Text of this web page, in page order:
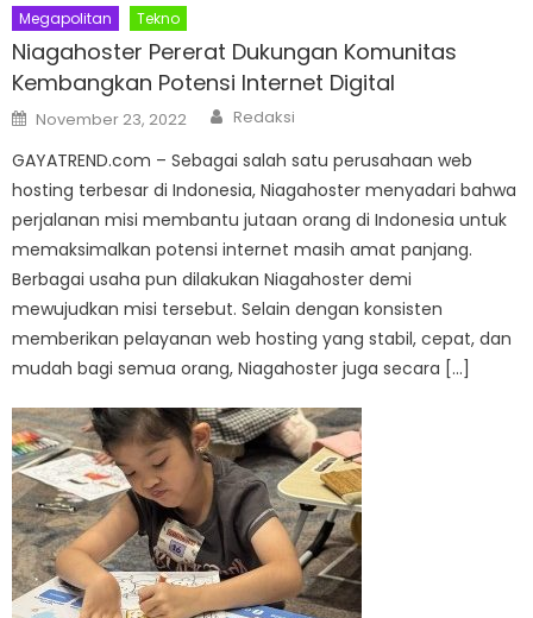
Megapolitan Tekno
Niagahoster Pererat Dukungan Komunitas
Kembangkan Potensi Internet Digital
Posted
on
November 23, 2022 Author
Redaksi
GAYATREND.com – Sebagai salah satu perusahaan web
hosting terbesar di Indonesia, Niagahoster menyadari bahwa
perjalanan misi membantu jutaan orang di Indonesia untuk
memaksimalkan potensi internet masih amat panjang.
Berbagai usaha pun dilakukan Niagahoster demi
mewujudkan misi tersebut. Selain dengan konsisten
memberikan pelayanan web hosting yang stabil, cepat, dan
mudah bagi semua orang, Niagahoster juga secara […]